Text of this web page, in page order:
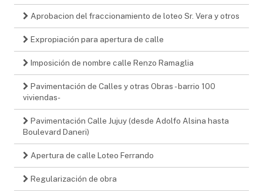
Aprobacion del fraccionamiento de loteo Sr. Vera y otros
Expropiación para apertura de calle
Imposición de nombre calle Renzo Ramaglia
Pavimentación de Calles y otras Obras - barrio 100
viviendas-
Pavimentación Calle Jujuy (desde Adolfo Alsina hasta
Boulevard Daneri)
Apertura de calle Loteo Ferrando
Regularización de obra